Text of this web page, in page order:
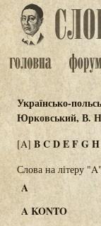
Українсько-
Юрковський, В.
[A] BCDEFGH
Слова на літеру "A"
A
A KONTO